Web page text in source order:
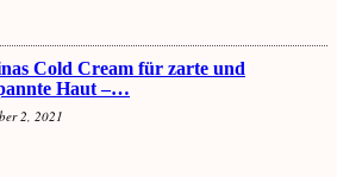
Cold Cream für zarte und
Haut –…
2, 2021